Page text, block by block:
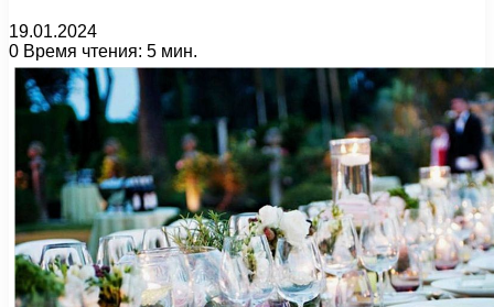
19.01.2024
0 Время чтения: 5 мин.